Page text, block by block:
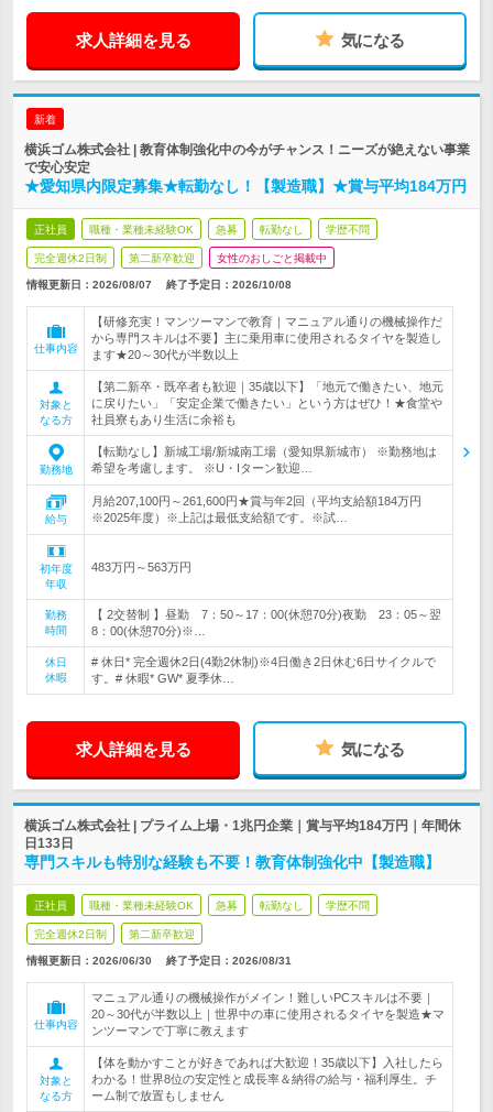
求人詳細を見る 気になる
新着
横浜ゴム株式会社 | 教育体制強化中の今がチャンス！ニーズが絶えない事業
で安心安定
★愛知県内限定募集★転勤なし！【製造職】★賞与平均184万円
正社員 職種・業種未経験OK 急募 転勤なし 学歴不問
完全週休2日制 第二新卒歓迎 女性のおしごと掲載中
情報更新日：2026/08/07 終了予定日： 2026/10/08
仕事内容
【研修充実！マンツーマンで教育｜マニュアル通りの機械操作だ
から専門スキルは不要】主に乗用車に使用されるタイヤを製造し
ます★20～30代が半数以上
対象と
なる方
【第二新卒・既卒者も歓迎｜35歳以下】「地元で働きたい、地元
に戻りたい」「安定企業で働きたい」という方はぜひ！★食堂や
社員寮もあり生活に余裕も
勤務地
【転勤なし】新城工場/新城南工場（愛知県新城市） ※勤務地は
希望を考慮します。 ※U・Iターン歓迎…
給与
月給207,100円～261,600円★賞与年2回（平均支給額184万円
※2025年度）※上記は最低支給額です。※試…
初年度
年収
483万円～563万円
勤務
時間
【 2交替制 】昼勤 7：50～17：00(休憩70分)夜勤 23：05～翌
8：00(休憩70分)※…
休日
休暇
# 休日* 完全週休2日(4勤2休制)※4日働き2日休む6日サイクルで
す。# 休暇* GW* 夏季休…
求人詳細を見る 気になる
横浜ゴム株式会社 | プライム上場・1兆円企業｜賞与平均184万円｜年間休
日133日
専門スキルも特別な経験も不要！教育体制強化中【製造職】
正社員 職種・業種未経験OK 急募 転勤なし 学歴不問
完全週休2日制 第二新卒歓迎
情報更新日：2026/06/30 終了予定日： 2026/08/31
仕事内容
マニュアル通りの機械操作がメイン！難しいPCスキルは不要｜
20～30代が半数以上｜世界中の車に使用されるタイヤを製造★マ
ンツーマンで丁寧に教えます
対象と
なる方
【体を動かすことが好きであれば大歓迎！35歳以下】入社したら
わかる！世界8位の安定性と成長率＆納得の給与・福利厚生。チ
ーム制で放置もしません